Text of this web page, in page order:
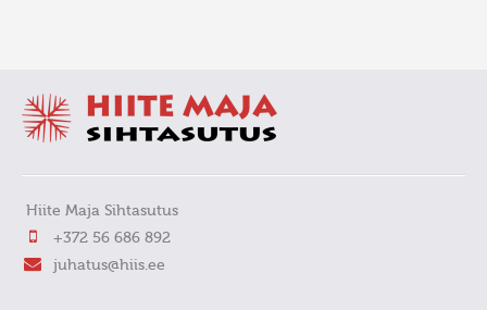
Hiite Maja Sihtasutus
+372 56 686 892
juhatus@hiis.ee